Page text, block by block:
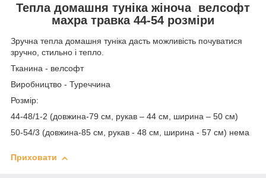
Тепла домашня туніка жіноча велсофт
махра травка 44-54 розміри
Зручна тепла домашня туніка дасть можливість почуватися
зручно, стильно і тепло.
Тканина - велсофт
Виробництво - Туреччина
Розмір:
44-48/1-2 (довжина-79 см, рукав – 44 см, ширина – 50 см)
50-54/3 (довжина-85 см, рукав - 48 см, ширина - 57 см) нема
Приховати